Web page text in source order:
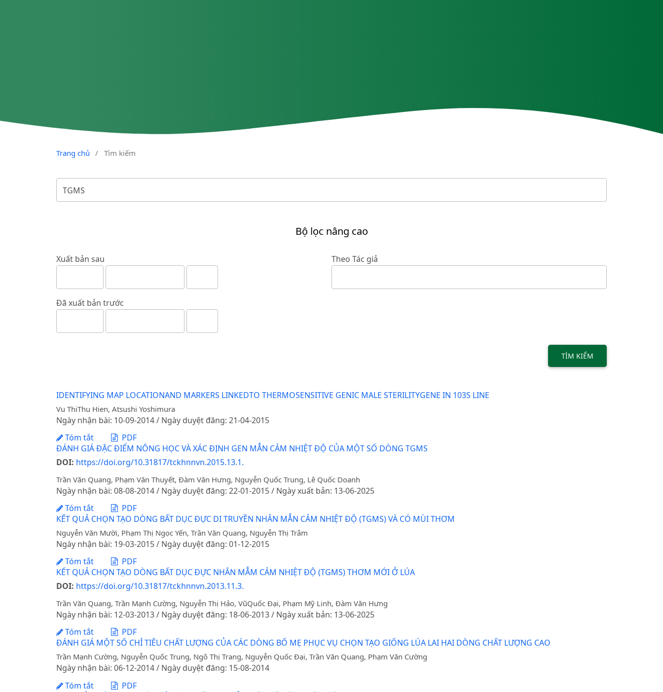
Trang chủ / Tìm kiếm
Bộ lọc nâng cao
Xuất bản sau
Đã xuất bản trước
Theo Tác giả
TÌM KIẾM
IDENTIFYING MAP LOCATIONAND MARKERS LINKEDTO THERMOSENSITIVE GENIC MALE STERILITYGENE IN 103S LINE
Vu ThiThu Hien, Atsushi Yoshimura
Ngày nhận bài: 10-09-2014 / Ngày duyệt đăng: 21-04-2015
Tóm tắt
PDF
ĐÁNH GIÁ ĐẶC ĐIỂM NÔNG HỌC VÀ XÁC ĐỊNH GEN MẪN CẢM NHIỆT ĐỘ CỦA MỘT SỐ DÒNG TGMS
DOI: https://doi.org/10.31817/tckhnnvn.2015.13.1.
Trần Văn Quang, Phạm Văn Thuyết, Đàm Văn Hưng, Nguyễn Quốc Trung, Lê Quốc Doanh
Ngày nhận bài: 08-08-2014 / Ngày duyệt đăng: 22-01-2015 / Ngày xuất bản: 13-06-2025
Tóm tắt
PDF
KẾT QUẢ CHỌN TẠO DÒNG BẤT DỤC ĐỰC DI TRUYỀN NHÂN MẪN CẢM NHIỆT ĐỘ (TGMS) VÀ CÓ MÙI THƠM
Nguyễn Văn Mười, Phạm Thị Ngọc Yến, Trần Văn Quang, Nguyễn Thị Trâm
Ngày nhận bài: 19-03-2015 / Ngày duyệt đăng: 01-12-2015
Tóm tắt
PDF
KẾT QUẢ CHỌN TẠO DÒNG BẤT DỤC ĐỰC NHÂN MẪM CẢM NHIỆT ĐỘ (TGMS) THƠM MỚI Ở LÚA
DOI: https://doi.org/10.31817/tckhnnvn.2013.11.3.
Trần Văn Quang, Trần Mạnh Cường, Nguyễn Thị Hảo, VũQuốc Đại, Phạm Mỹ Linh, Đàm Văn Hưng
Ngày nhận bài: 12-03-2013 / Ngày duyệt đăng: 18-06-2013 / Ngày xuất bản: 13-06-2025
Tóm tắt
PDF
ĐÁNH GIÁ MỘT SỐ CHỈ TIÊU CHẤT LƯỢNG CỦA CÁC DÒNG BỐ MẸ PHỤC VỤ CHỌN TẠO GIỐNG LÚA LAI HAI DÒNG CHẤT LƯỢNG CAO
Trần Mạnh Cường, Nguyễn Quốc Trung, Ngô Thị Trang, Nguyễn Quốc Đại, Trần Văn Quang, Phạm Văn Cường
Ngày nhận bài: 06-12-2014 / Ngày duyệt đăng: 15-08-2014
Tóm tắt
PDF